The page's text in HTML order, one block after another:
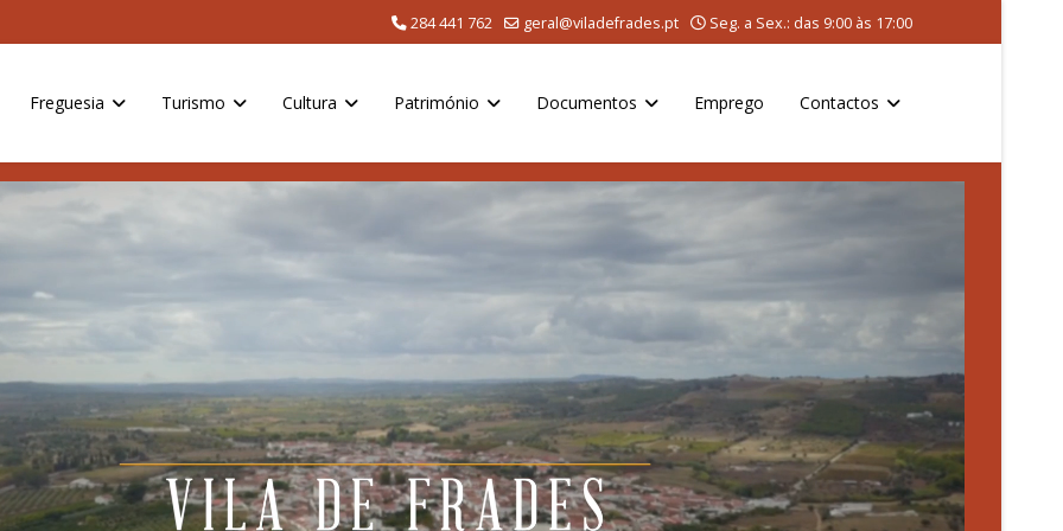
284 441 762 geral@viladefrades.pt Seg. a Sex.: das 9:00 às 17:00
Freguesia Turismo Cultura Património Documentos Emprego Contactos